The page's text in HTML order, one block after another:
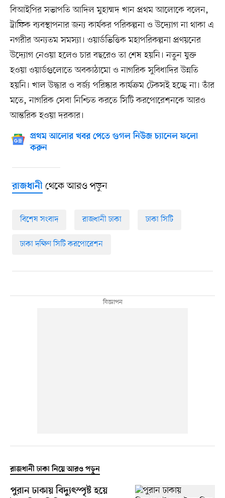
বিআইপির সভাপতি আদিল মুহাম্মদ খান প্রথম আলোকে বলেন,
ট্রাফিক ব্যবস্থাপনার জন্য কার্যকর পরিকল্পনা ও উদ্যোগ না থাকা এ
নগরীর অন্যতম সমস্যা। ওয়ার্ডভিত্তিক মহাপরিকল্পনা প্রণয়নের
উদ্যোগ নেওয়া হলেও চার বছরেও তা শেষ হয়নি। নতুন যুক্ত
হওয়া ওয়ার্ডগুলোতে অবকাঠামো ও নাগরিক সুবিধাদির উন্নতি
হয়নি। খাল উদ্ধার ও বর্জ্য পরিষ্কার কার্যক্রম টেকসই হচ্ছে না। তাঁর
মতে, নাগরিক সেবা নিশ্চিত করতে সিটি করপোরেশনকে আরও
আন্তরিক হওয়া দরকার।
প্রথম আলোর খবর পেতে গুগল নিউজ চ্যানেল ফলো
করুন
রাজধানীথেকে আরও পড়ুন
বিশেষ সংবাদ রাজধানী ঢাকা ঢাকা সিটি
ঢাকা দক্ষিণ সিটি করপোরেশন
রাজধানী ঢাকা নিয়ে আরও পড়ুন
পুরান ঢাকায় বিদ্যুৎস্পৃষ্ট হয়ে